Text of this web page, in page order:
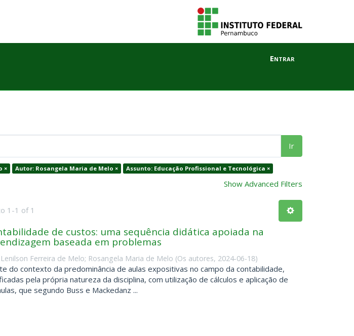
Entrar
Ir
× Autor: Rosangela Maria de Melo × Assunto: Educação Profissional e Tecnológica ×
Show Advanced Filters
1-1 of 1
de custos: uma sequência didática apoiada na
baseada em problemas
Lenilson Ferreira de Melo; Rosangela Maria de Melo (Os autores, 2024-06-18)
do contexto da predominância de aulas expositivas no campo da contabilidade,
pela própria natureza da disciplina, com utilização de cálculos e aplicação de
que segundo Buss e Mackedanz ...